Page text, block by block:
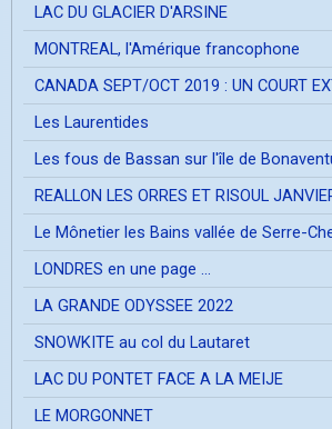
LAC DU GLACIER D'ARSINE
MONTREAL, l'Amérique francophone
CANADA SEPT/OCT 2019 : UN COURT
Les Laurentides
Les fous de Bassan sur l'île de
REALLON LES ORRES ET RISOUL
Le Mônetier les Bains vallée de Serre-
LONDRES en une page ...
LA GRANDE ODYSSEE 2022
SNOWKITE au col du Lautaret
LAC DU PONTET FACE A LA MEIJE
LE MORGONNET